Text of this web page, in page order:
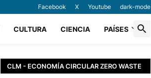
Facebook X Youtube dark-mode
CULTURA CIENCIA PAÍSES
CLM - ECONOMÍA CIRCULAR ZERO WASTE